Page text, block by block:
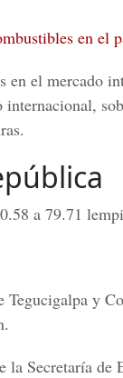
en el
en el mercado
a 79.71
Tegucigalpa y
la Secretaría de